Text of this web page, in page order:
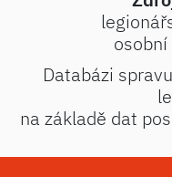
Databázi
na základě dat